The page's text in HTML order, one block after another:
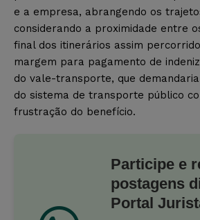
e a empresa, abrangendo os
considerando a proximidade entre
final dos itinerários assim
margem para pagamento de
do vale-transporte, que
do sistema de transporte público
frustração do benefício.
Participe e
postagens
Portal